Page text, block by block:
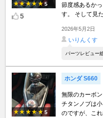
5
5
節度感あるか
す。 そして見
2026年5月2日
いりんくす
パーツレビュー
5
ホンダ S660
無限のカーボ
チタンノブは
のですが、こ